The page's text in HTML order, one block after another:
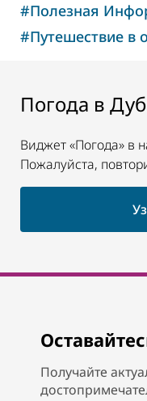
#Полезная
#Путешествие в
Погода в
Виджет «Погода» в
Пожалуйста,
Получайте